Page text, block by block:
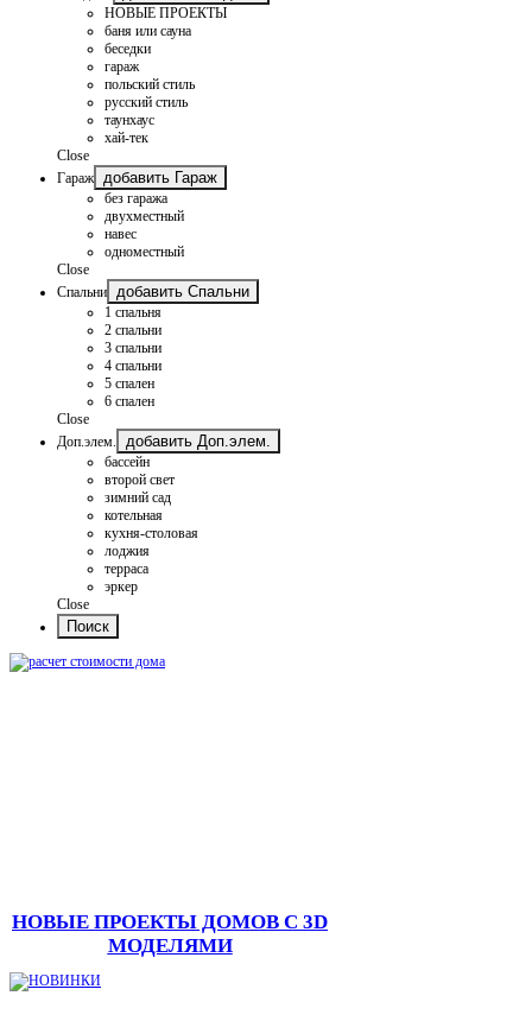
НОВЫЕ ПРОЕКТЫ
баня или сауна
беседки
гараж
польский стиль
русский стиль
таунхаус
хай-тек
Close
Гараж
добавить Гараж
без гаража
двухместный
навес
одноместный
Close
Спальни
добавить Спальни
1 спальня
2 спальни
3 спальни
4 спальни
5 спален
6 спален
Close
Доп.элем.
добавить Доп.элем.
бассейн
второй свет
зимний сад
котельная
кухня-столовая
лоджия
терраса
эркер
Close
НОВЫЕ ПРОЕКТЫ ДОМОВ С 3D
МОДЕЛЯМИ